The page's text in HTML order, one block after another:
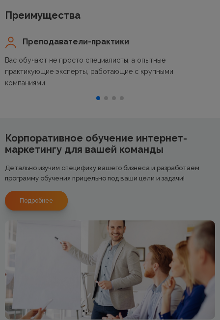
Преимущества
Преподаватели-практики
Вас обучают не просто специалисты, а опытные
практикующие эксперты, работающие с крупными
компаниями.
Корпоративное обучение интернет-
маркетингу для вашей команды
Детально изучим специфику вашего бизнеса и разработаем
программу обучения прицельно под ваши цели и задачи!
Подробнее